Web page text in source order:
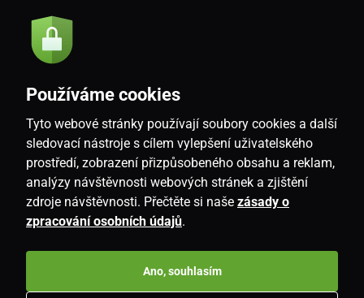
Souhlasím se
CZ
Používáme cookies
Tyto webové stránky používají soubory cookies a další
sledovací nástroje s cílem vylepšení uživatelského
prostředí, zobrazení přizpůsobeného obsahu a reklam,
analýzy návštěvnosti webových stránek a zjištění
zdroje návštěvnosti. Přečtěte si naše zásady o
zpracování osobních údajů.
Ano, souhlasím